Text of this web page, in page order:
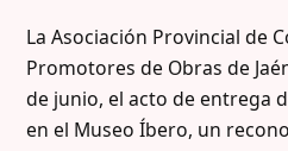
La Asociación Provincial de
Promotores de Obras de
de junio, el acto de entrega
en el Museo Íbero, un